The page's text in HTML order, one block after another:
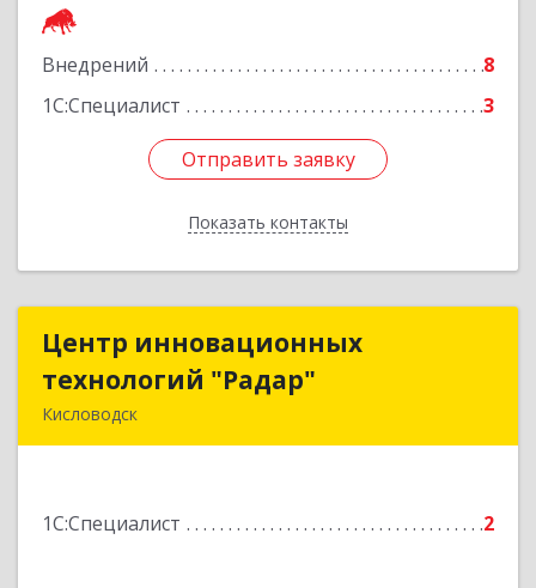
Внедрений
8
1С:Специалист
3
Отправить заявку
Показать контакты
Подробнее
Отправить заявку
Назад
Центр инновационных
технологий "Радар"
Кисловодск
1С:Специалист 2
Центр инновационных
технологий "Радар"
Подробнее